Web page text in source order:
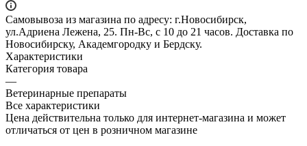
Самовывоза из магазина по адресу: г.Новосибирск,
ул.Адриена Лежена, 25. Пн-Вс, с 10 до 21 часов. Доставка по
Новосибирску, Академгородку и Бердску.
Характеристики
Категория товара
—
Ветеринарные препараты
Все характеристики
Цена действительна только для интернет-магазина и может
отличаться от цен в розничном магазине